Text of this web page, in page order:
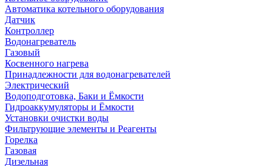
Автоматика котельного оборудования
Датчик
Контроллер
Водонагреватель
Газовый
Косвенного нагрева
Принадлежности для водонагревателей
Электрический
Водоподготовка, Баки и Ёмкости
Гидроаккумуляторы и Ёмкости
Установки очистки воды
Фильтрующие элементы и Реагенты
Горелка
Газовая
Дизельная